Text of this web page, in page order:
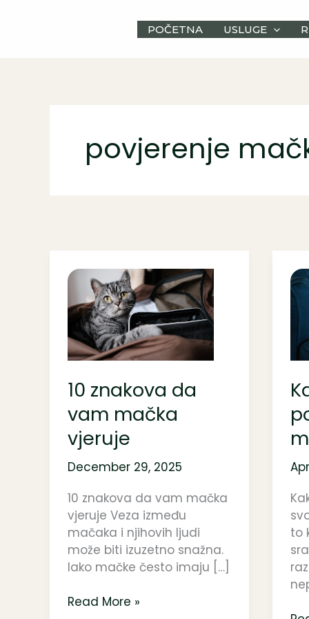
POČETNA USLUGE
povjerenje
10 znakova da
vam mačka
vjeruje
December 29, 2025
10 znakova da vam mačka
vjeruje Veza između
mačaka i njihovih ljudi
može biti izuzetno snažna.
Iako mačke često imaju […]
10
znakova
da
vam
mačka
vjeruje
Read More »
to